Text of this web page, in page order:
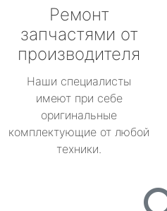
Ремонт
запчастями от
производителя
Наши специалисты
имеют при себе
оригинальные
комплектующие от любой
техники.